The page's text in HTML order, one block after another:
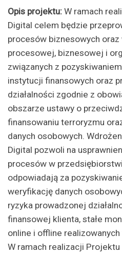
Opis projektu: W ramach
Digital celem będzie
procesów biznesowych
procesowej, biznesowej i
związanych z
instytucji finansowych oraz
działalności zgodnie z
obszarze ustawy o
finansowaniu terroryzmu
danych osobowych.
Digital pozwoli na
procesów w
odpowiadają za
weryfikację danych
ryzyka prowadzonej
finansowej klienta, stałe
online i offline
W ramach realizacji